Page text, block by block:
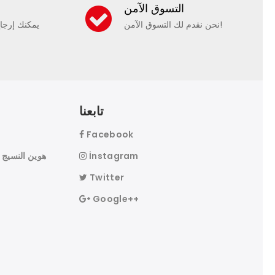
يمكنك
التسوق الآمن
نحن نقدم لك التسوق الآمن!
تابعنا
Facebook
İnstagram
Twitter
Google++